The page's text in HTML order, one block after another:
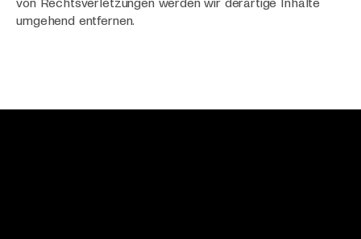
von Rechtsverletzungen werden wir derartige Inhalte
umgehend entfernen.